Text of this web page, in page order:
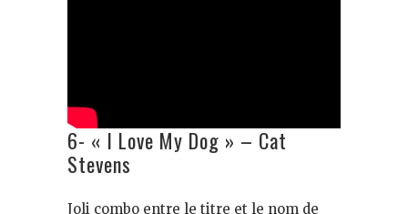
6- « I Love My Dog » – Cat
Stevens
Joli combo entre le titre et le nom de